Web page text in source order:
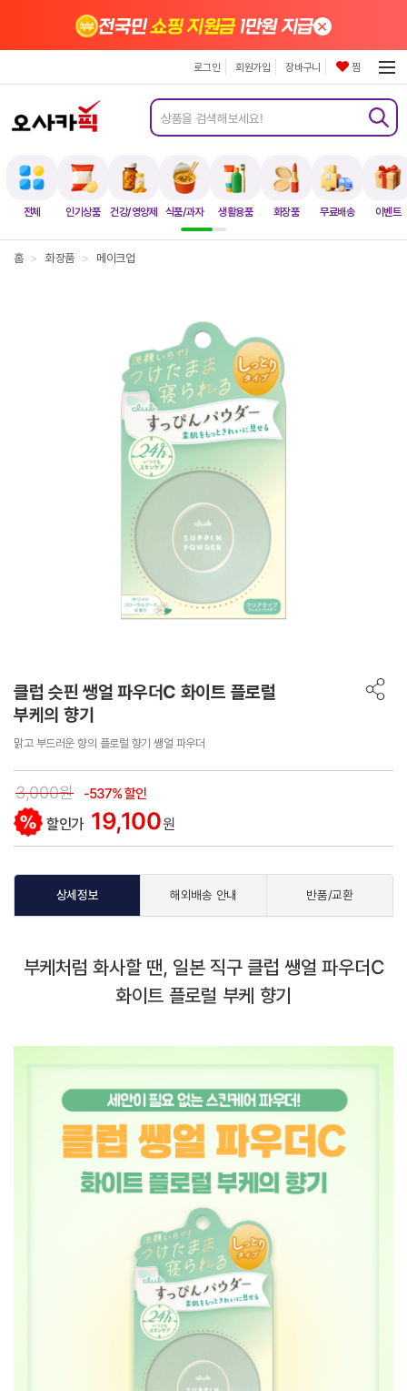
전체 인기상품 건강/영양제 식품/과자 생활용품 화장품 무료배송 이벤트
전국민쇼핑 지원금1만원 지급×
로그인 회원가입 장바구니 찜
홈 > 화장품 > 메이크업
클럽 슷핀 쌩얼 파우더C 화이트 플로럴
부케의 향기
맑고 부드러운 향의 플로럴 향기 쌩얼 파우더
3,000원 -537% 할인
할인가 19,100원
상세정보 해외배송 안내 반품/교환
부케처럼 화사할 땐, 일본 직구 클럽 쌩얼 파우더C
화이트 플로럴 부케 향기